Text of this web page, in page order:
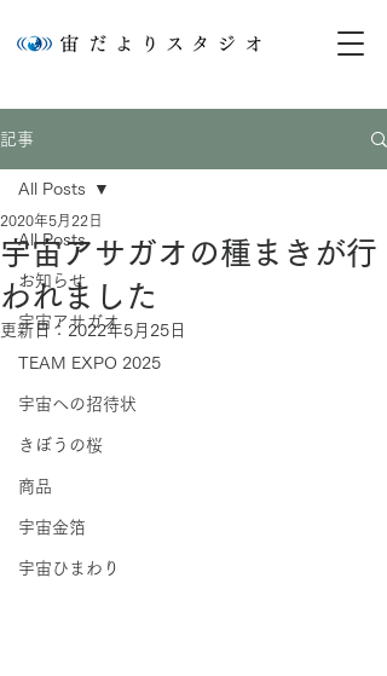
記事
All Posts
お知らせ
宇宙アサガオ
TEAM EXPO 2025
宇宙への招待状
きぼうの桜
商品
宇宙金箔
宇宙ひまわり
All Posts
宇宙アサガオの種まきが行
われました
2020年5月22日
更新日： 2022年5月25日